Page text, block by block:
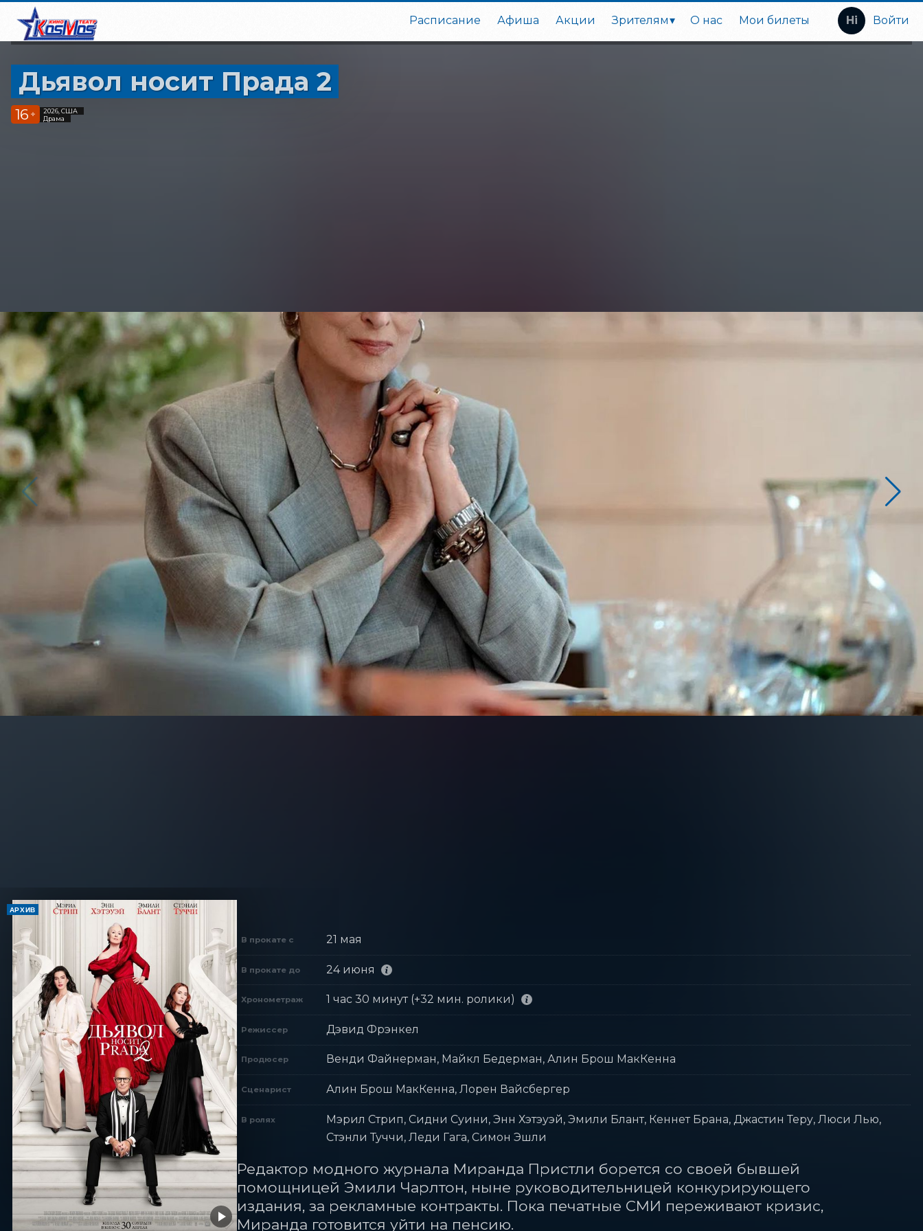
Расписание Афиша Акции Зрителям О нас Мои билеты Войти
Дьявол носит Прада 2
16 +
2026, США
Драма
АРХИВ
В прокате с 21 мая
В прокате до 24 июня
Хронометраж 1 час 30 минут (+32 мин. ролики)
Режиссер Дэвид Фрэнкел
Продюсер Венди Файнерман, Майкл Бедерман, Алин Брош МакКенна
Сценарист Алин Брош МакКенна, Лорен Вайсбергер
В ролях
Мэрил Стрип, Сидни Суини, Энн Хэтэуэй, Эмили Блант, Кеннет Брана, Джастин Теру, Люси Лью,
Стэнли Туччи, Леди Гага, Симон Эшли
Редактор модного журнала Миранда Пристли борется со своей бывшей
помощницей Эмили Чарлтон, ныне руководительницей конкурирующего
издания, за рекламные контракты. Пока печатные СМИ переживают кризис,
Миранда готовится уйти на пенсию.